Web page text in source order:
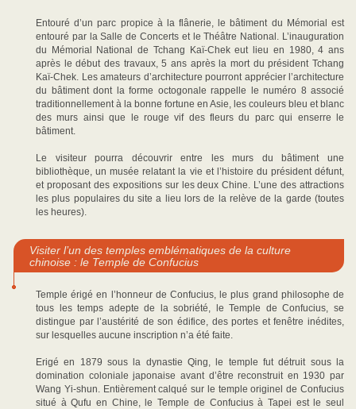
Entouré d’un parc propice à la flânerie, le bâtiment du Mémorial est
entouré par la Salle de Concerts et le Théâtre National. L’inauguration
du Mémorial National de Tchang Kaï-Chek eut lieu en 1980, 4 ans
après le début des travaux, 5 ans après la mort du président Tchang
Kaï-Chek. Les amateurs d’architecture pourront apprécier l’architecture
du bâtiment dont la forme octogonale rappelle le numéro 8 associé
traditionnellement à la bonne fortune en Asie, les couleurs bleu et blanc
des murs ainsi que le rouge vif des fleurs du parc qui enserre le
bâtiment.
Le visiteur pourra découvrir entre les murs du bâtiment une
bibliothèque, un musée relatant la vie et l’histoire du président défunt,
et proposant des expositions sur les deux Chine. L’une des attractions
les plus populaires du site a lieu lors de la relève de la garde (toutes
les heures).
Visiter l’un des temples emblématiques de la culture
chinoise : le Temple de Confucius
Temple érigé en l’honneur de Confucius, le plus grand philosophe de
tous les temps adepte de la sobriété, le Temple de Confucius, se
distingue par l’austérité de son édifice, des portes et fenêtre inédites,
sur lesquelles aucune inscription n’a été faite.
Erigé en 1879 sous la dynastie Qing, le temple fut détruit sous la
domination coloniale japonaise avant d’être reconstruit en 1930 par
Wang Yi-shun. Entièrement calqué sur le temple originel de Confucius
situé à Qufu en Chine, le Temple de Confucius à Tapei est le seul